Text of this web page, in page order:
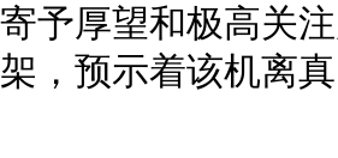
寄予厚望和极高关
架，预示着该机离